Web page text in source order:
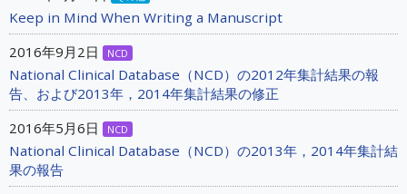
Keep in Mind When Writing a Manuscript
2016年9月2日
NCD
National Clinical Database（NCD）の2012年集計結果の報
告、および2013年，2014年集計結果の修正
2016年5月6日
NCD
National Clinical Database（NCD）の2013年，2014年集計結
果の報告